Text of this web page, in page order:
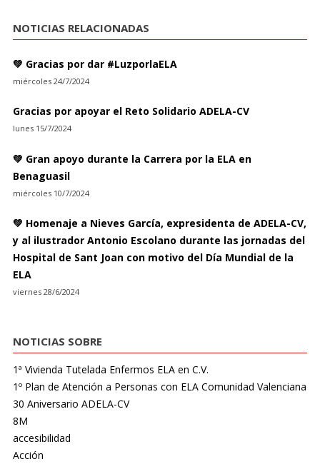
NOTICIAS RELACIONADAS
💚 Gracias por dar #LuzporlaELA
miércoles 24/7/2024
Gracias por apoyar el Reto Solidario ADELA-CV
lunes 15/7/2024
💚 Gran apoyo durante la Carrera por la ELA en
Benaguasil
miércoles 10/7/2024
💚 Homenaje a Nieves García, expresidenta de ADELA-CV,
y al ilustrador Antonio Escolano durante las jornadas del
Hospital de Sant Joan con motivo del Día Mundial de la
ELA
viernes 28/6/2024
NOTICIAS SOBRE
1ª Vivienda Tutelada Enfermos ELA en C.V.
1º Plan de Atención a Personas con ELA Comunidad Valenciana
30 Aniversario ADELA-CV
8M
accesibilidad
Acción